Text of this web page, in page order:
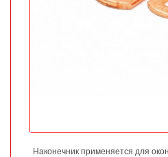
Наконечник применяется для